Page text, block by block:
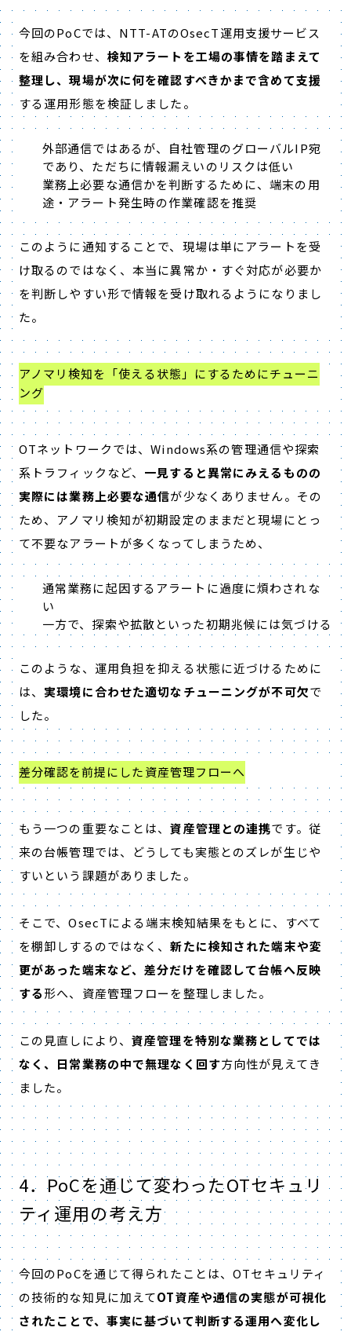
今回のPoCでは、NTT-ATのOsecT運用支援サービス
を組み合わせ、 検知アラートを工場の事情を踏まえて
整理し、現場が次に何を確認すべきかまで含めて支援
する運用形態を検証しました。
外部通信ではあるが、自社管理のグローバルIP宛
であり、ただちに情報漏えいのリスクは低い
業務上必要な通信かを判断するために、端末の用
途・アラート発生時の作業確認を推奨
このように通知することで、現場は単にアラートを受
け取るのではなく、本当に異常か・すぐ対応が必要か
を判断しやすい形で情報を受け取れるようになりまし
た。
アノマリ検知を「使える状態」にするためにチューニ
ング
OTネットワークでは、Windows系の管理通信や探索
系トラフィックなど、 一見すると異常にみえるものの
実際には業務上必要な通信が少なくありません。その
ため、アノマリ検知が初期設定のままだと現場にとっ
て不要なアラートが多くなってしまうため、
通常業務に起因するアラートに過度に煩わされな
い
一方で、探索や拡散といった初期兆候には気づける
このような、運用負担を抑える状態に近づけるために
は、 実環境に合わせた適切なチューニングが不可欠で
した。
差分確認を前提にした資産管理フローへ
もう一つの重要なことは、資産管理との連携です。従
来の台帳管理では、どうしても実態とのズレが生じや
すいという課題がありました。
そこで、OsecTによる端末検知結果をもとに、すべて
を棚卸しするのではなく、新たに検知された端末や変
更があった端末など、差分だけを確認して台帳へ反映
する形へ、資産管理フローを整理しました。
この見直しにより、資産管理を特別な業務としてでは
なく、日常業務の中で無理なく回す方向性が見えてき
ました。
4．PoCを通じて変わったOTセキュリ
ティ運用の考え方
今回のPoCを通じて得られたことは、OTセキュリティ
の技術的な知見に加えてOT資産や通信の実態が可視化
されたことで、事実に基づいて判断する運用へ変化し